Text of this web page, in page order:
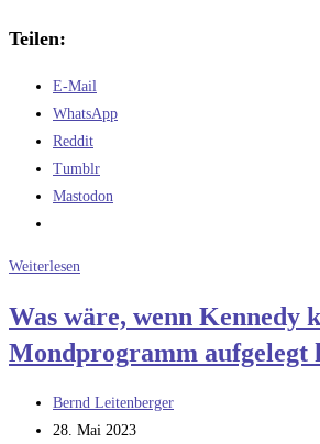
Teilen:
E-Mail
WhatsApp
Reddit
Tumblr
Mastodon
Weiterlesen
und
der
Was wäre, wenn Kennedy
Mondprogramm aufgelegt
Beitrags-
Autor:
Bernd Leitenberger
Beitrag
28. Mai 2023